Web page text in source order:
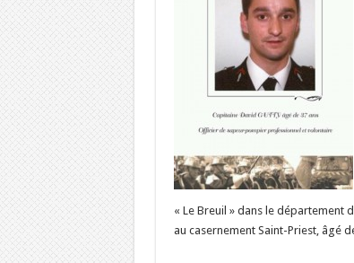
« Le Breuil » dans le département
au casernement Saint-Priest, âgé